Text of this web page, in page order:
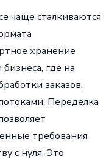
чаще сталкиваются
хранение
где на
заказов,
Переделка
требования
с нуля. Это